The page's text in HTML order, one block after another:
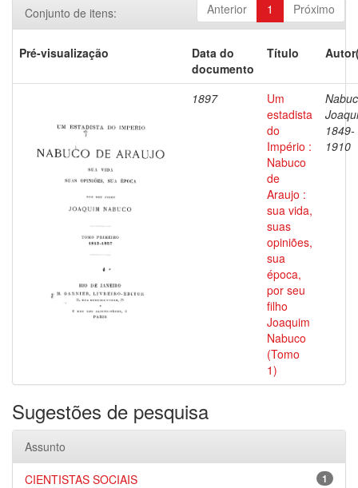
Anterior 1 Próximo
Conjunto de itens:
Pré-visualização
Data do
documento
Título
1897
Um
estadista
do
Império :
Nabuco
de
Araujo :
sua vida,
suas
opiniões,
sua
época,
por seu
filho
Joaquim
Nabuco
(Tomo
1)
1849-
1910
Sugestões de pesquisa
Assunto
1
CIENTISTAS SOCIAIS